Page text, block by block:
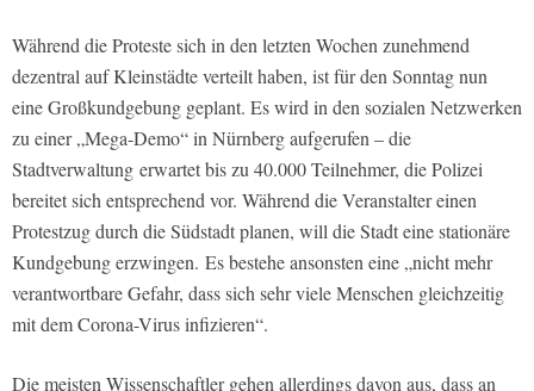
Während die Proteste sich in den letzten Wochen zunehmend
dezentral auf Kleinstädte verteilt haben, ist für den Sonntag nun
eine Großkundgebung geplant. Es wird in den sozialen Netzwerken
zu einer „Mega-Demo“ in Nürnberg aufgerufen – die
Stadtverwaltung erwartet bis zu 40.000 Teilnehmer, die Polizei
bereitet sich entsprechend vor. Während die Veranstalter einen
Protestzug durch die Südstadt planen, will die Stadt eine stationäre
Kundgebung erzwingen. Es bestehe ansonsten eine „nicht mehr
verantwortbare Gefahr, dass sich sehr viele Menschen gleichzeitig
mit dem Corona-Virus infizieren“.
Die meisten Wissenschaftler gehen allerdings davon aus, dass an